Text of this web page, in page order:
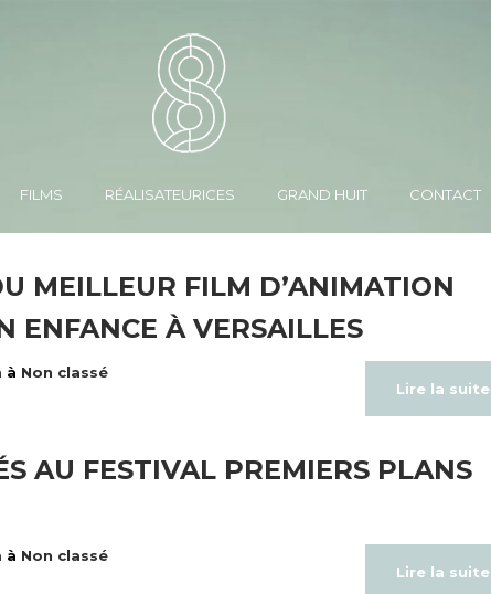
FILMS RÉALISATEURICES GRAND HUIT CONTACT
MEILLEUR FILM D’ANIMATION
ENFANCE À VERSAILLES
à Non classé
Lire la suite
AU FESTIVAL PREMIERS PLANS
à Non classé
Lire la suite